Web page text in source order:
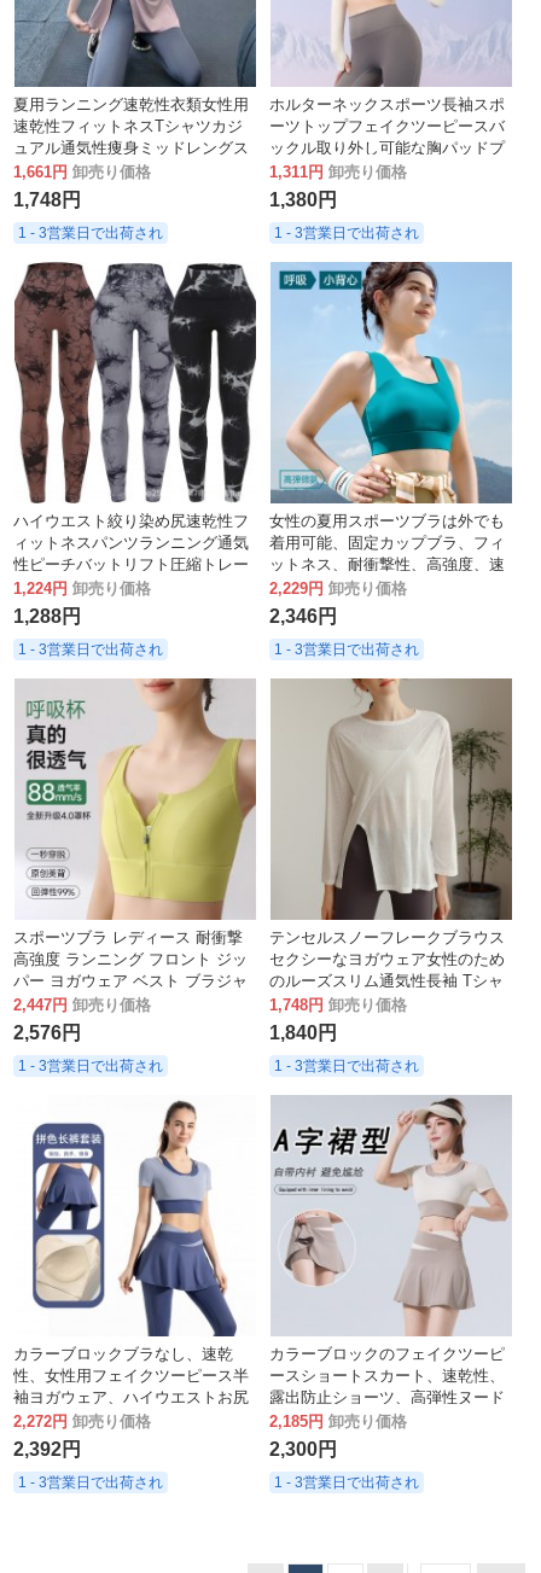
夏用ランニング速乾性衣類女性用
速乾性フィットネスTシャツカジ
ュアル通気性痩身ミッドレングス
スポーツヨガトップ
1,661円 卸売り価格
1,748円
1 - 3営業日で出荷され
ホルターネックスポーツ長袖スポ
ーツトップフェイクツーピースバ
ックル取り外し可能な胸パッドプ
ッシュアップフィットネスヨガウ
ェア女性用
1,311円 卸売り価格
1,380円
1 - 3営業日で出荷され
ハイウエスト絞り染め尻速乾性フ
ィットネスパンツランニング通気
性ピーチバットリフト圧縮トレー
ニング9点ヨガパンツ
1,224円 卸売り価格
1,288円
1 - 3営業日で出荷され
女性の夏用スポーツブラは外でも
着用可能、固定カップブラ、フィ
ットネス、耐衝撃性、高強度、速
乾性、ヨガトップです。
2,229円 卸売り価格
2,346円
1 - 3営業日で出荷され
スポーツブラ レディース 耐衝撃
高強度 ランニング フロント ジッ
パー ヨガウェア ベスト ブラジャ
ー フィットネス 固定カップ 夏
2,447円 卸売り価格
2,576円
1 - 3営業日で出荷され
テンセルスノーフレークブラウス
セクシーなヨガウェア女性のため
のルーズスリム通気性長袖 Tシャ
ツランニングフィットネススポー
ツトップ
1,748円 卸売り価格
1,840円
1 - 3営業日で出荷され
カラーブロックブラなし、速乾
性、女性用フェイクツーピース半
袖ヨガウェア、ハイウエストお尻
カバー、露出防止フィットネスキ
ュロットセット
2,272円 卸売り価格
2,392円
1 - 3営業日で出荷され
カラーブロックのフェイクツーピ
ースショートスカート、速乾性、
露出防止ショーツ、高弾性ヌード
タイトフィットスポーツ半袖ラン
ニングフィットネススーツ
2,185円 卸売り価格
2,300円
1 - 3営業日で出荷され